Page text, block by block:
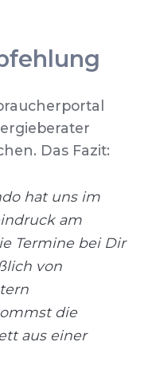
Das Fazit:
hat uns im
am
Termine bei Dir
von
die
aus einer